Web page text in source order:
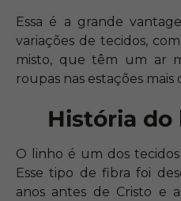
Essa é a grande
variações de tecidos,
misto, que têm um ar
roupas nas estações mais
História do
O linho é um dos
Esse tipo de fibra foi
anos antes de Cristo e